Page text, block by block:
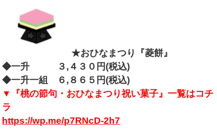
★おひなまつり『菱餅』
◆一升 ３,４３０円(税込)
◆一升一組 ６,８６５円(税込)
▼『桃の節句・おひなまつり祝い菓子』一覧はコチ
ラ
https://wp.me/p7RNcD-2h7